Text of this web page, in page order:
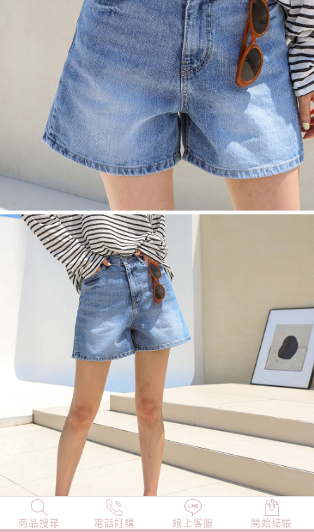
商品搜尋 電話訂購 線上客服 開始結帳
NEW 店長精選 TOP100 小編穿搭